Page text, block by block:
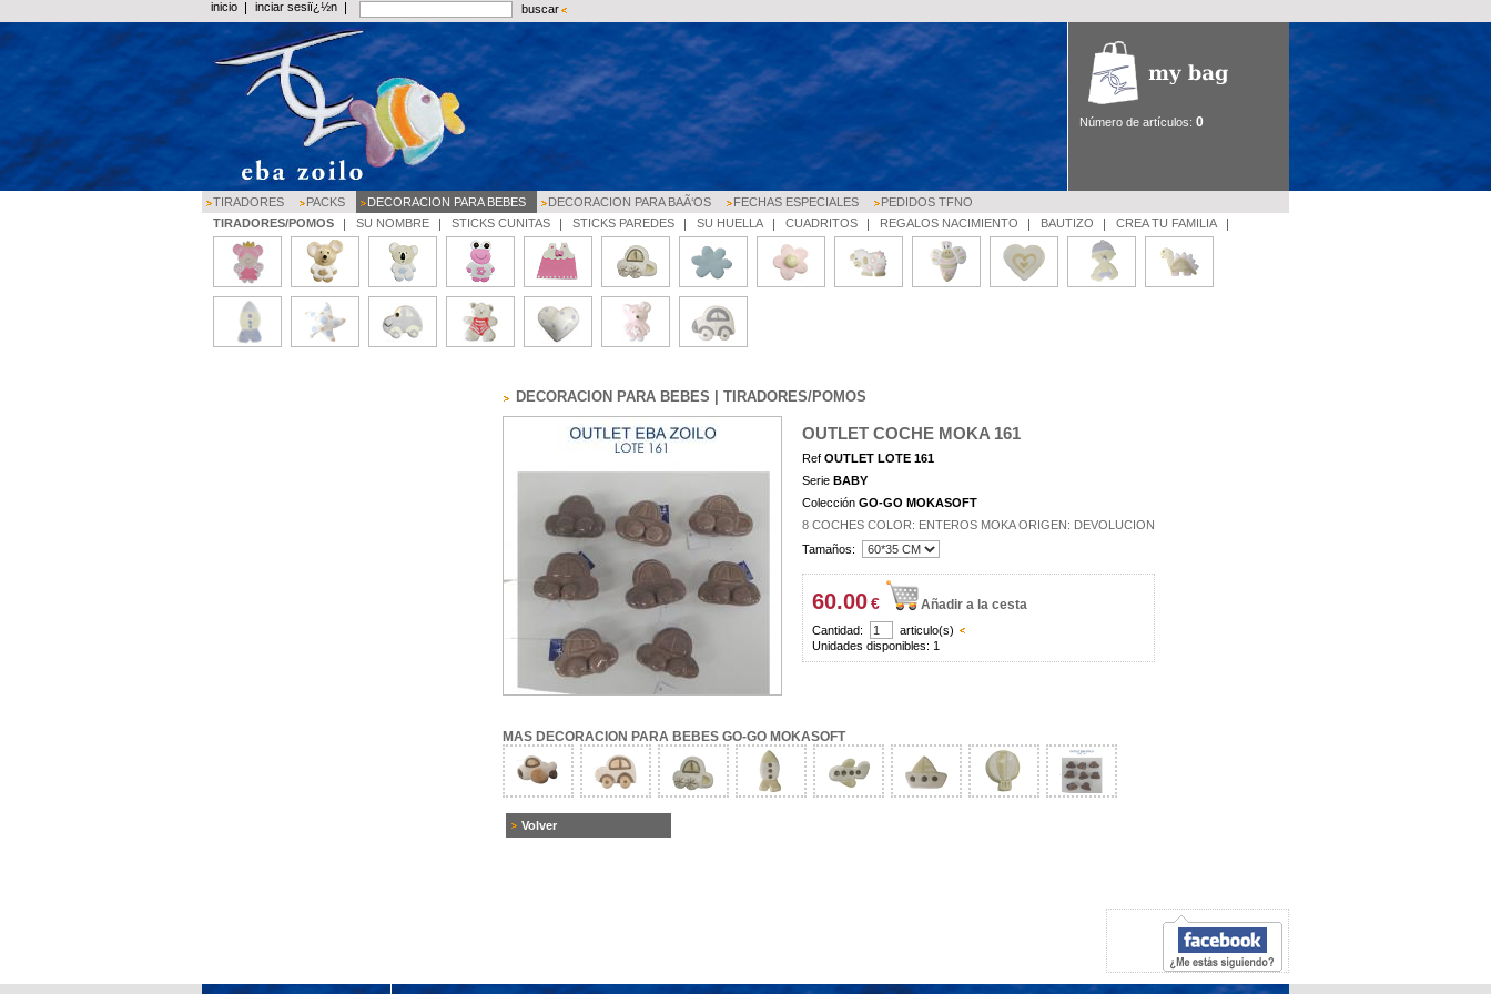
inicio inciar sesiï¿½n buscar
Número de artículos: 0
TIRADORES PACKS DECORACION PARA BEBES DECORACION PARA BAÃ‘OS FECHAS ESPECIALES
PEDIDOS TFNO
TIRADORES/POMOS
SU NOMBRE STICKS CUNITAS STICKS PAREDES SU HUELLA CUADRITOS REGALOS NACIMIENTO BAUTIZO CREA TU FAMILIA
DECORACION PARA BEBES | TIRADORES/POMOS
OUTLET COCHE MOKA 161
Ref OUTLET LOTE 161
Serie BABY
Colección GO-GO MOKASOFT
8 COCHES COLOR: ENTEROS MOKA ORIGEN: DEVOLUCION
Tamaños:
60.00€ Añadir a la cesta
Cantidad:
articulo(s)
Unidades disponibles: 1
MAS DECORACION PARA BEBES GO-GO MOKASOFT
Volver